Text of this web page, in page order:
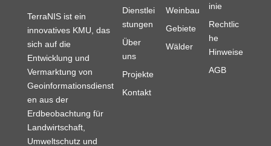
TerraNIS ist ein
innovatives KMU, das
sich auf die
Entwicklung und
Vermarktung von
Geoinformationsdienst
en aus der
Erdbeobachtung für
Landwirtschaft,
Umweltschutz und
Dienstlei
stungen
Über
uns
Projekte
Kontakt
Weinbau
Gebiete
Wälder
inie
Rechtlic
he
Hinweise
AGB